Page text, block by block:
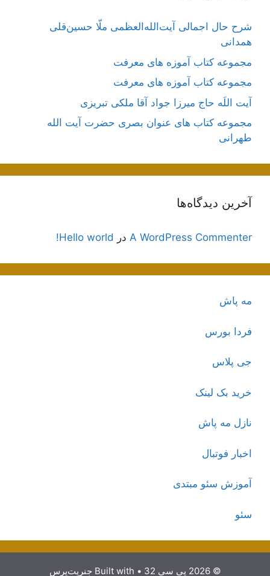
شرح حال اجمالی آیت‌الله‌العظمی ملّا حسین‌قلی
همدانی
مجموعه کتاب آموزه های معرفت
مجموعه کتاب آموزه های معرفت
آیت اللَه حاج میرزا جواد آقا ملکی تبریزی
مجموعه کتاب های عنوان بصری حضرت آیت الله
طهرانی
آخرین دیدگاه‌ها
A WordPress Commenter در Hello world!
مه پاش
فردا بورس
جی پلاس
خرید بک لینک
نازل مه پاش
اخبار فوتبال
آموزش سئو مبتدی
سئو
© 2026 پی سی 32 • Built with جنریت‌پرس